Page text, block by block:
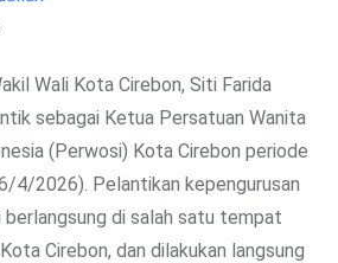
Wali Kota Cirebon, Siti Farida
sebagai Ketua Persatuan Wanita
(Perwosi) Kota Cirebon periode
4/2026). Pelantikan kepengurusan
di salah satu tempat
Cirebon, dan dilakukan langsung